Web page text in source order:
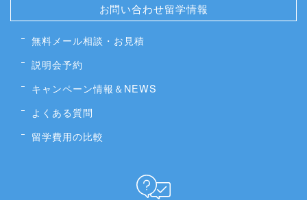
お問い合わせ留学情報
無料メール相談・お見積
説明会予約
キャンペーン情報＆NEWS
よくある質問
留学費用の比較